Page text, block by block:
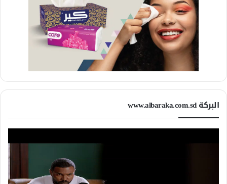
البركة www.albaraka.com.sd